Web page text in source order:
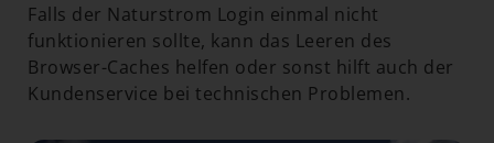
Falls der Naturstrom Login einmal nicht
funktionieren sollte, kann das Leeren des
Browser-Caches helfen oder sonst hilft auch der
Kundenservice bei technischen Problemen.